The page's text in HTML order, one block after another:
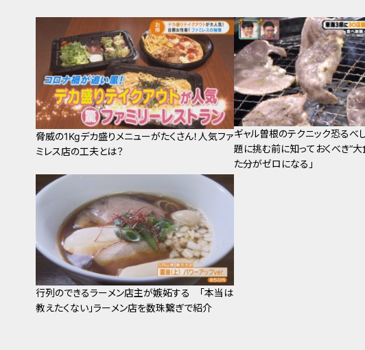
脅威の1Kgデカ盛りメニューがたくさん！人気ファ
ミレス店の工夫とは？
ギャル曽根のテクニック恐る
題に挑む前に知っておくべき“大
た分がゼロになる」
行列のできるラーメン店主が嫉妬する 「本当は
教えたくない」ラーメン店を数珠繋ぎで紹介